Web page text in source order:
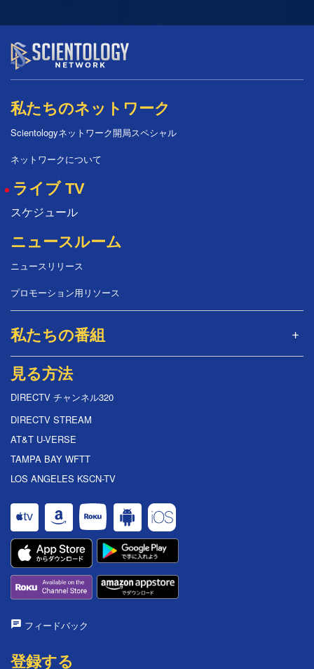
私たちのネットワーク
Scientologyネットワーク開局スペシャル
ネットワークについて
ライブ TV
スケジュール
ニュースルーム
ニュースリリース
プロモーション用リソース
私たちの番組
見る方法
DIRECTV チャンネル320
DIRECTV STREAM
AT&T U-VERSE
TAMPA BAY WFTT
LOS ANGELES KSCN-TV
フィードバック
登録する